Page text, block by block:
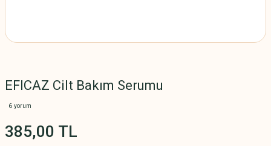
EFICAZ Cilt Bakım Serumu
6 yorum
385,00 TL